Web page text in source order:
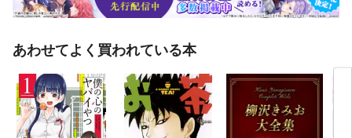
あわせてよく買われている本